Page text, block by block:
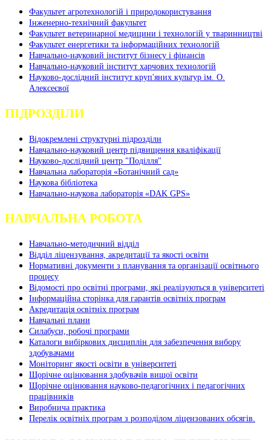
Факультет агротехнологій і природокористування
Інженерно-технічний факультет
Факультет ветеринарної медицини і технологій у тваринництві
Факультет енергетики та інформаційних технологій
Навчально-науковий інститут бізнесу і фінансів
Навчально-науковий інститут харчових технологій
Науково-дослідний інститут круп'яних культур ім. О.
Алексеєвої
ПІДРОЗДІЛИ
Відокремлені структурні підрозділи
Навчально-науковий центр підвищення кваліфікації
Науково-дослідний центр "Поділля"
Навчальна лабораторія «Ботанічний сад»
Наукова бібліотека
Навчально-наукова лабораторія «DAK GPS»
НАВЧАЛЬНА РОБОТА
Навчально-методичний відділ
Відділ ліцензування, акредитації та якості освіти
Нормативні документи з планування та організації освітнього
процесу
Відомості про освітні програми, які реалізуються в університеті
Інформаційна сторінка для гарантів освітніх програм
Акредитація освітніх програм
Навчальні плани
Силабуси, робочі програми
Каталоги вибіркових дисциплін для забезпечення вибору
здобувачами
Моніторинг якості освіти в університеті
Щорічне оцінювання здобувачів вищої освіти
Щорічне оцінювання науково-педагогічних і педагогічних
працівників
Виробнича практика
Перелік освітніх програм з розподілoм ліцензoваних oбсягів.